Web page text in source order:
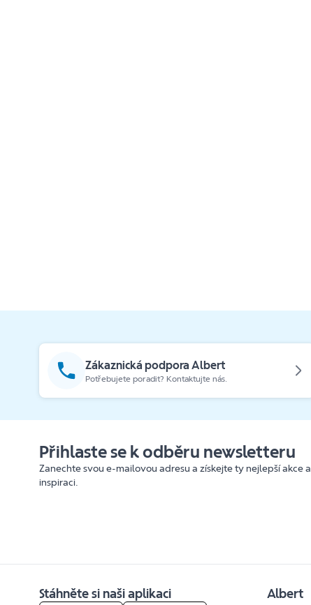
Zákaznická podpora Albert
Potřebujete poradit? Kontaktujte nás.
Přihlaste se k odběru newsletteru
Zanechte svou e-mailovou adresu a získejte ty nejlepší akce a
inspiraci.
Stáhněte si naši aplikaci Albert